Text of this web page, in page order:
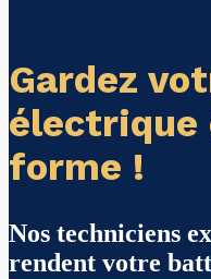
Gardez
électrique
forme !
Nos techniciens
rendent votre